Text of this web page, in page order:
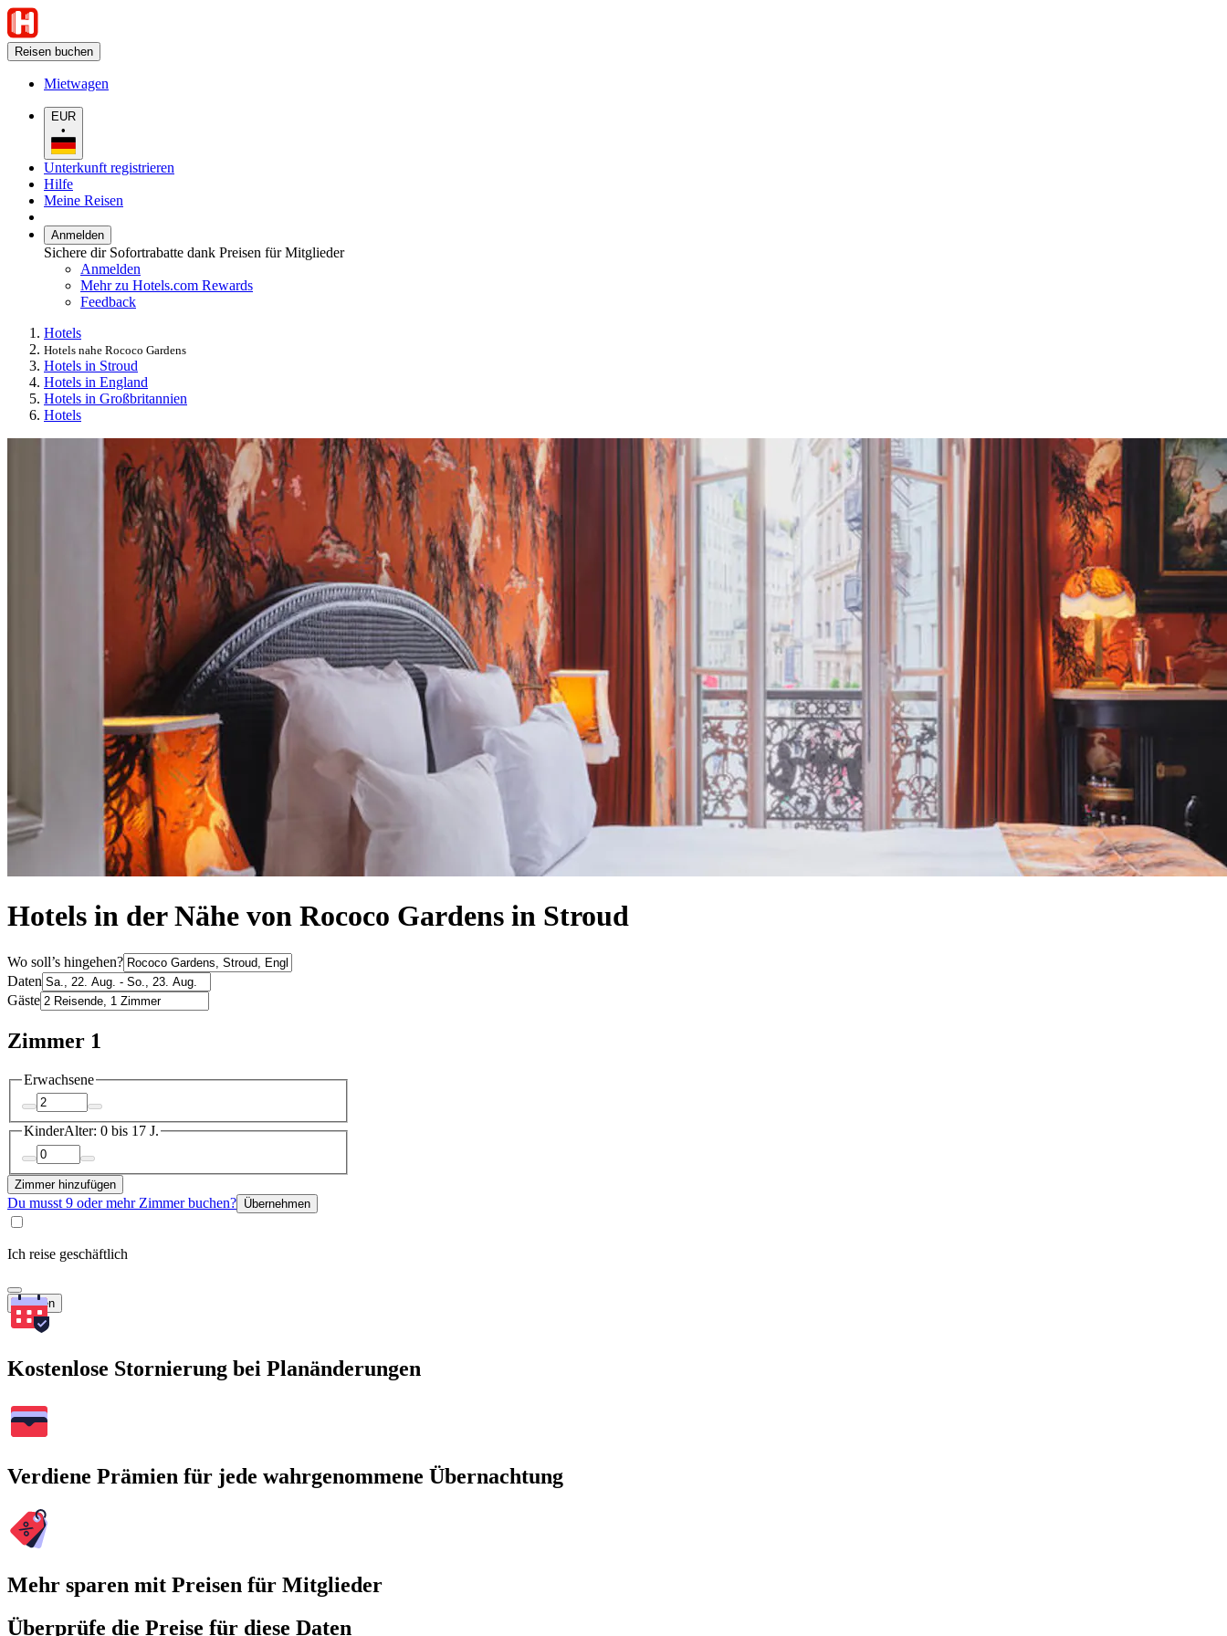
Reisen buchen
Mietwagen
EUR
•
Unterkunft registrieren
Hilfe
Meine Reisen
Anmelden
Sichere dir Sofortrabatte dank Preisen für Mitglieder
Anmelden
Mehr zu Hotels.com Rewards
Feedback
Hotels
Hotels nahe Rococo Gardens
Hotels in Stroud
Hotels in England
Hotels in Großbritannien
Hotels
Hotels in der Nähe von Rococo Gardens in Stroud
Wo soll’s hingehen?
Daten
Gäste
Zimmer 1
Erwachsene
KinderAlter: 0 bis 17 J.
Zimmer hinzufügen
Du musst 9 oder mehr Zimmer buchen? Übernehmen
Ich reise geschäftlich
Suchen
Kostenlose Stornierung bei Planänderungen
Verdiene Prämien für jede wahrgenommene Übernachtung
Mehr sparen mit Preisen für Mitglieder
Überprüfe die Preise für diese Daten